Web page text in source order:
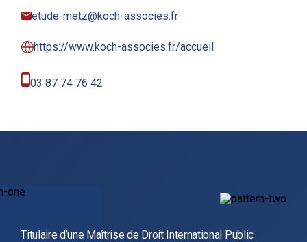
etude-metz@koch-associes.fr
https://www.koch-associes.fr/accueil
03 87 74 76 42
Titulaire d’une Maîtrise de Droit International Public